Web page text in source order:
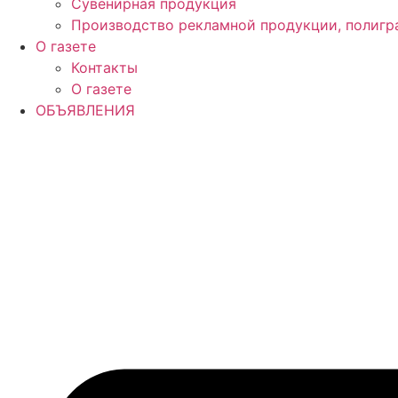
Производство рекламной продукции,
О газете
Контакты
О газете
ОБЪЯВЛЕНИЯ